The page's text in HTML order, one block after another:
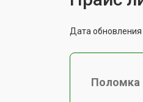
Дата обновления
Поломка